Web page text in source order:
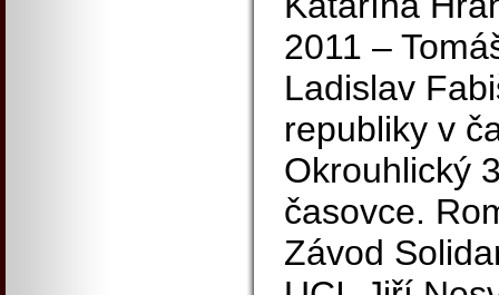
2011 –
Ladislav
republiky v
Okrouhlický
časovce.
Závod